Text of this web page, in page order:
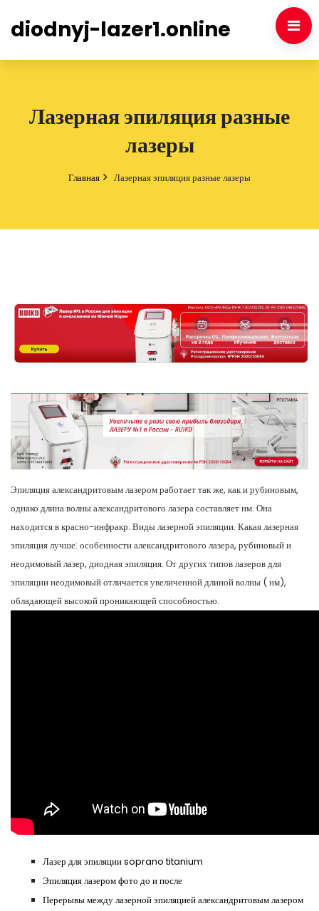
diodnyj-lazer1.online
Лазерная эпиляция разные
лазеры
Главная Лазерная эпиляция разные лазеры
Эпиляция александритовым лазером работает так же, как и рубиновым,
однако длина волны александритового лазера составляет нм. Она
находится в красно-инфракр. Виды лазерной эпиляции. Какая лазерная
эпиляция лучше: особенности александритового лазера, рубиновый и
неодимовый лазер, диодная эпиляция. От других типов лазеров для
эпиляции неодимовый отличается увеличенной длиной волны ( нм),
обладающей высокой проникающей способностью.
Лазер для эпиляции soprano titanium
Эпиляция лазером фото до и после
Перерывы между лазерной эпиляцией александритовым лазером